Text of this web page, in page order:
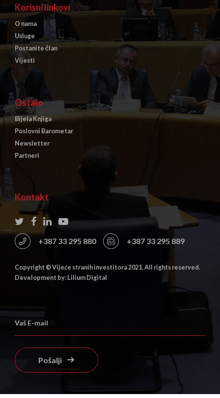
Korisni linkovi
O nama
Usluge
Postanite član
Vijesti
Ostalo
Bijela Knjiga
Poslovni Barometar
Newsletter
Partneri
Kontakt
+387 33 295 880 +387 33 295 889
Copyright © Vijeće stranih investitora 2021. All rights reserved.
Development by: Lilium Digital
Pošalji